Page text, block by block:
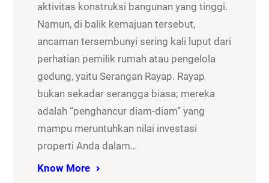
aktivitas konstruksi bangunan yang tinggi.
Namun, di balik kemajuan tersebut,
ancaman tersembunyi sering kali luput dari
perhatian pemilik rumah atau pengelola
gedung, yaitu Serangan Rayap. Rayap
bukan sekadar serangga biasa; mereka
adalah “penghancur diam-diam” yang
mampu meruntuhkan nilai investasi
properti Anda dalam…
Know More